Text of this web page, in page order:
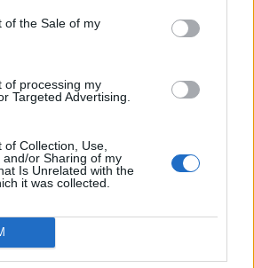
of the Sale of my
of processing my
Targeted Advertising.
Collection, Use,
and/or Sharing of my
Is Unrelated with the
it was collected.
hírarchívumához
előfizetéses
cikkarchívum
elmúlt 2 év napon belüli
Előfizetés